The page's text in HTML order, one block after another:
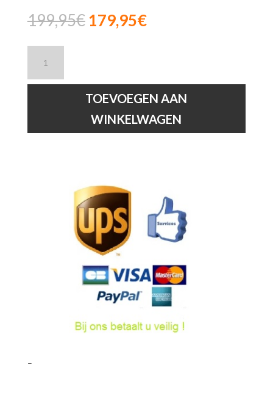
199,95€ Oorspronkelijke
prijs
179,95€Huidige
ILONA
-
hoeveelheid
TOEVOEGEN AAN
WINKELWAGEN
–